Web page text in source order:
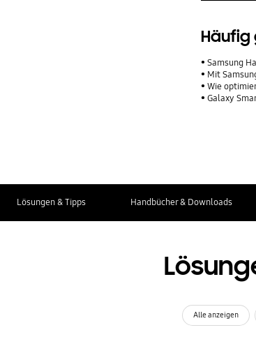
Häufig
Samsung
Mit
Wie
Galaxy
Lösungen & Tipps Handbücher & Downloads
Alle anzeigen